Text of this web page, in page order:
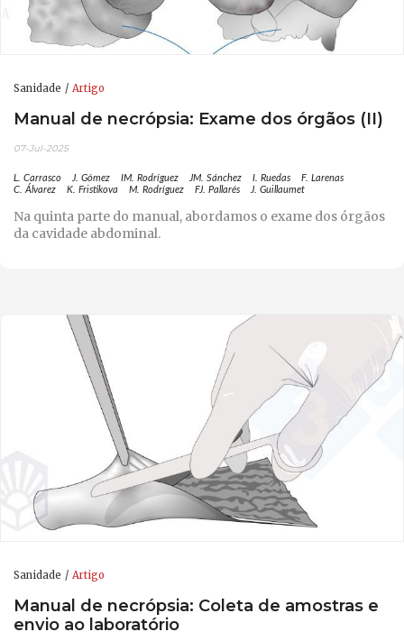
Sanidade Artigo
Manual de necrópsia: Exame dos órgãos (II)
07-Jul-2025
L. Carrasco J. Gómez IM. Rodríguez JM. Sánchez I. Ruedas
F. Larenas
C. Álvarez
K. Fristikova M. Rodríguez FJ. Pallarés J. Guillaumet
Na quinta parte do manual, abordamos o exame dos órgãos
da cavidade abdominal.
Sanidade Artigo
Manual de necrópsia: Coleta de amostras e
envio ao laboratório